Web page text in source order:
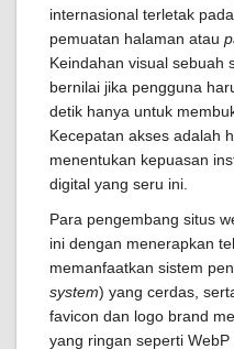
internasional terletak
pemuatan halaman atau
Keindahan visual sebuah
bernilai jika pengguna
detik hanya untuk
Kecepatan akses adalah
menentukan kepuasan
digital yang seru ini.
Para pengembang situs
ini dengan menerapkan
memanfaatkan sistem
system) yang cerdas,
favicon dan logo brand
yang ringan seperti